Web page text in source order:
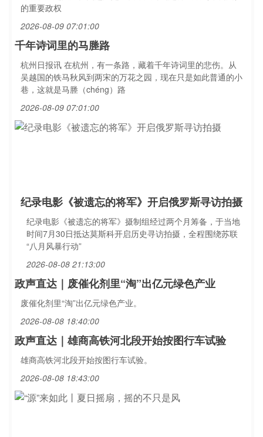
的重要政权
2026-08-09 07:01:00
千年诗词里的马塍路
杭州日报讯 在杭州，有一条路，藏着千年诗词里的悲伤。从
吴越国的铁马秋风到两宋的万花之园，现在只是如此普通的小
巷，这就是马塍（chéng）路
2026-08-09 07:01:00
纪录电影《被遗忘的将军》开启俄罗斯寻访拍摄
纪录电影《被遗忘的将军》摄制组经过两个月筹备，于当地
时间7月30日抵达莫斯科开启历史寻访拍摄，全程围绕苏联
“八月风暴行动”
2026-08-08 21:13:00
政声直达｜废催化剂里“淘”出亿元绿色产业
废催化剂里“淘”出亿元绿色产业。
2026-08-08 18:40:00
政声直达｜雄商高铁河北段开始按图行车试验
雄商高铁河北段开始按图行车试验。
2026-08-08 18:43:00